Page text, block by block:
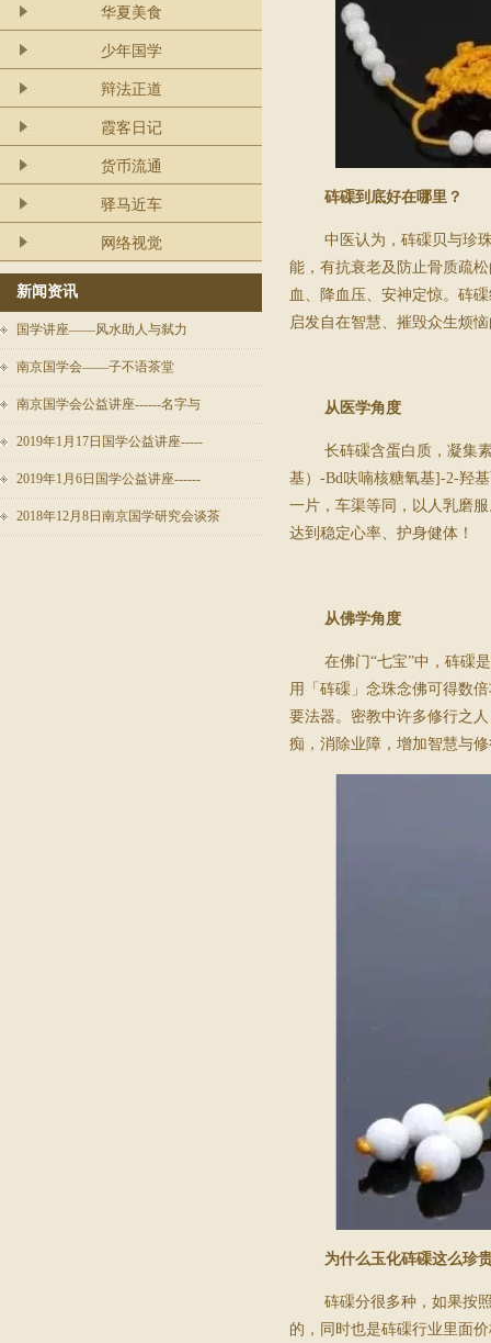
华夏美食
少年国学
辩法正道
霞客日记
货币流通
驿马近车
网络视觉
新闻资讯
国学讲座——风水助人与弑力
南京国学会——子不语茶堂
南京国学会公益讲座------名字与
2019年1月17日国学公益讲座-----
2019年1月6日国学公益讲座------
2018年12月8日南京国学研究会谈茶
砗磲到底好在哪里？
中医认为，砗磲贝与珍
能，有抗衰老及防止骨质疏
血、降血压、安神定惊。砗
启发自在智慧、摧毁众生烦
从医学角度
长砗磲含蛋白质，凝集
基） -Βd呋喃核糖氧基]-2-羟
一片，车渠等同，以人乳磨
达到稳定心率、护身健体！
从佛学角度
在佛门“七宝”中，砗磲
用「砗磲」念珠念佛可得数
要法器。密教中许多修行之
痴，消除业障，增加智慧与
为什么玉化砗磲这么珍
砗磲分很多种，如果按
的，同时也是砗磲行业里面